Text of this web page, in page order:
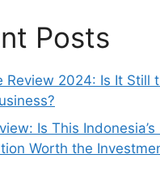
Posts
Review 2024: Is It Still
Is This
Worth the